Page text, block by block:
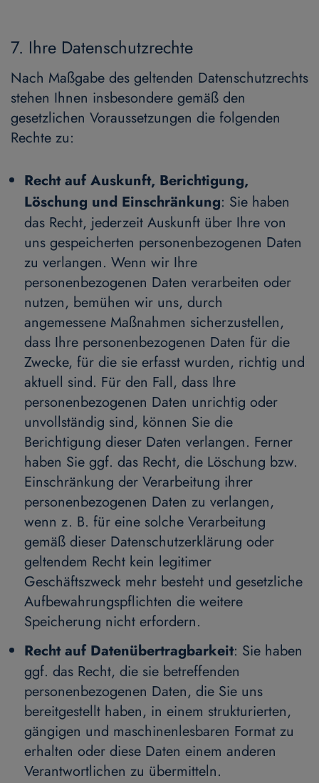
7. Ihre Datenschutzrechte
Nach Maßgabe des geltenden Datenschutzrechts
stehen Ihnen insbesondere gemäß den
gesetzlichen Voraussetzungen die folgenden
Rechte zu:
Recht auf Auskunft, Berichtigung,
Löschung und Einschränkung: Sie haben
das Recht, jederzeit Auskunft über Ihre von
uns gespeicherten personenbezogenen Daten
zu verlangen. Wenn wir Ihre
personenbezogenen Daten verarbeiten oder
nutzen, bemühen wir uns, durch
angemessene Maßnahmen sicherzustellen,
dass Ihre personenbezogenen Daten für die
Zwecke, für die sie erfasst wurden, richtig und
aktuell sind. Für den Fall, dass Ihre
personenbezogenen Daten unrichtig oder
unvollständig sind, können Sie die
Berichtigung dieser Daten verlangen. Ferner
haben Sie ggf. das Recht, die Löschung bzw.
Einschränkung der Verarbeitung ihrer
personenbezogenen Daten zu verlangen,
wenn z. B. für eine solche Verarbeitung
gemäß dieser Datenschutzerklärung oder
geltendem Recht kein legitimer
Geschäftszweck mehr besteht und gesetzliche
Aufbewahrungspflichten die weitere
Speicherung nicht erfordern.
Recht auf Datenübertragbarkeit: Sie haben
ggf. das Recht, die sie betreffenden
personenbezogenen Daten, die Sie uns
bereitgestellt haben, in einem strukturierten,
gängigen und maschinenlesbaren Format zu
erhalten oder diese Daten einem anderen
Verantwortlichen zu übermitteln.